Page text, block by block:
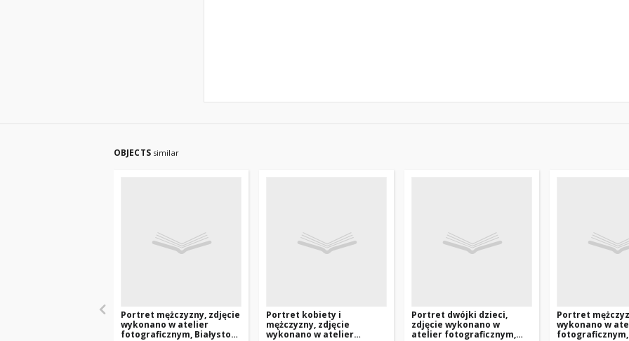
OBJECTS similar
Portret mężczyzny, zdjęcie
wykonano w atelier
fotograficznym, Białystok,
Portret kobiety i
mężczyzny, zdjęcie
wykonano w atelier
Portret dwójki dzieci,
zdjęcie wykonano w
atelier fotograficznym,
Portret
wykonano w
fotograficznym,